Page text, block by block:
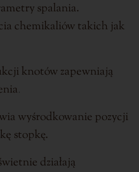
spalania.
chemikaliów takich jak
knotów zapewniają
.
wyśrodkowanie pozycji
stopkę.
działają